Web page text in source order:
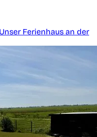
Ferienhaus an der